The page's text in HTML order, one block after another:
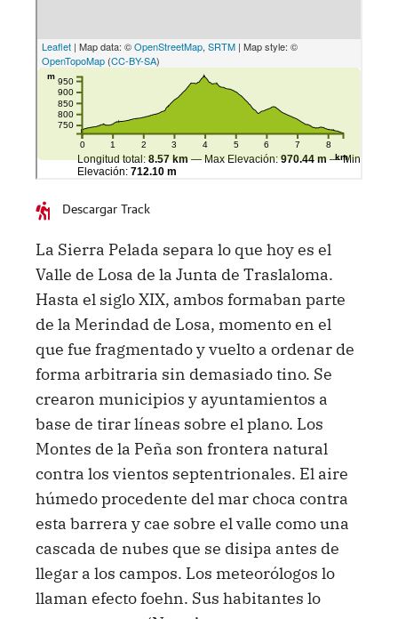
Descargar Track
La Sierra Pelada separa lo que hoy es el
Valle de Losa de la Junta de Traslaloma.
Hasta el siglo XIX, ambos formaban parte
de la Merindad de Losa, momento en el
que fue fragmentado y vuelto a ordenar de
forma arbitraria sin demasiado tino. Se
crearon municipios y ayuntamientos a
base de tirar líneas sobre el plano. Los
Montes de la Peña son frontera natural
contra los vientos septentrionales. El aire
húmedo procedente del mar choca contra
esta barrera y cae sobre el valle como una
cascada de nubes que se disipa antes de
llegar a los campos. Los meteorólogos lo
llaman efecto foehn. Sus habitantes lo